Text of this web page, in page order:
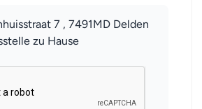
7 , 7491MD Delden
zu Hause